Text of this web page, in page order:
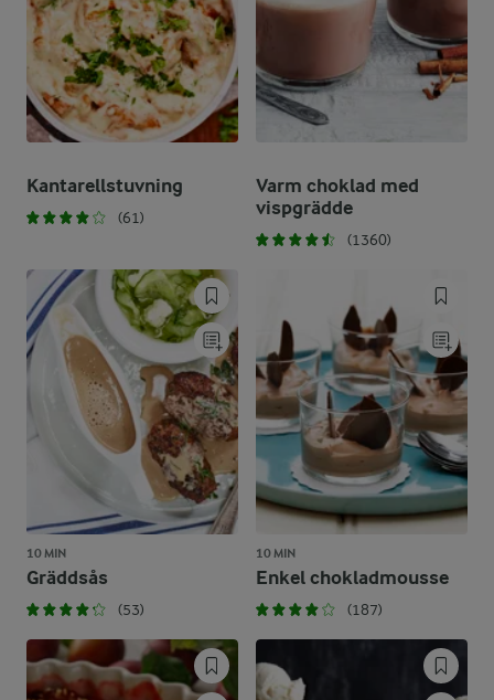
Kantarellstuvning
(61)
Varm choklad med
vispgrädde
(1360)
10 MIN
Gräddsås
(53)
10 MIN
Enkel chokladmousse
(187)